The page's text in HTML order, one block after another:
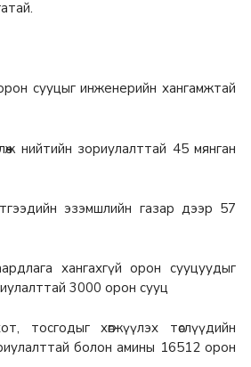
сууцыг инженерийн хангамжтай
нийтийн зориулалттай 45 мянган
эзэмшлийн газар дээр 57
хангахгүй орон сууцуудыг
3000 орон сууц
хөгжүүлэх төслүүдийн
болон амины 16512 орон